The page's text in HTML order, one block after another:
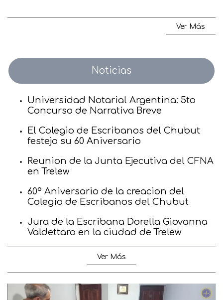
Ver Más
Noticias
Universidad Notarial Argentina: 5to
Concurso de Narrativa Breve
El Colegio de Escribanos del Chubut
festejo su 60 Aniversario
Reunion de la Junta Ejecutiva del CFNA
en Trelew
60° Aniversario de la creacion del
Colegio de Escribanos del Chubut
Jura de la Escribana Dorella Giovanna
Valdettaro en la ciudad de Trelew
Ver Más